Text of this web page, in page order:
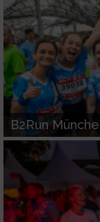
B2Run